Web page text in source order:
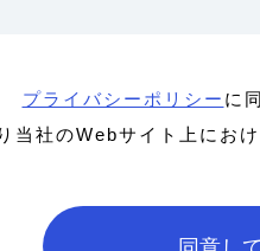
プライバシーポリシー に
社のWebサイト上にお